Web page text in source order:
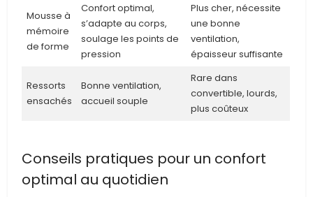
Mousse à
mémoire
de forme
Confort optimal,
s’adapte au corps,
soulage les points de
pression
Plus cher, nécessite
une bonne
ventilation,
épaisseur suffisante
Ressorts
ensachés
Bonne ventilation,
accueil souple
Rare dans
convertible, lourds,
plus coûteux
Conseils pratiques pour un confort
optimal au quotidien